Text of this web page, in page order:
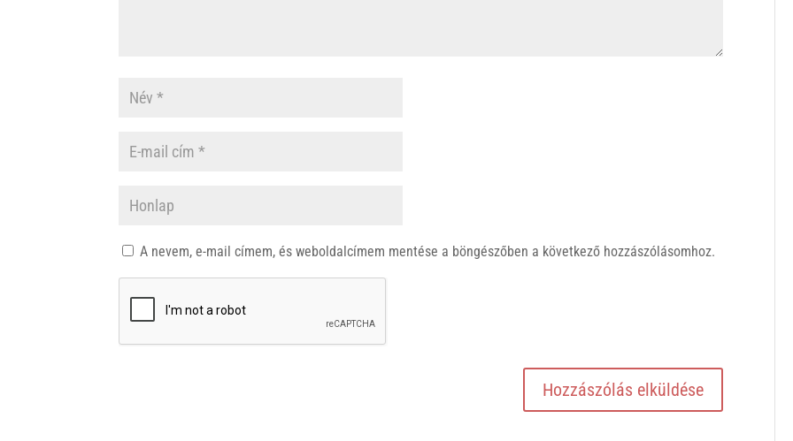
A nevem, e-mail címem, és weboldalcímem mentése a böngészőben a következő hozzászólásomhoz.